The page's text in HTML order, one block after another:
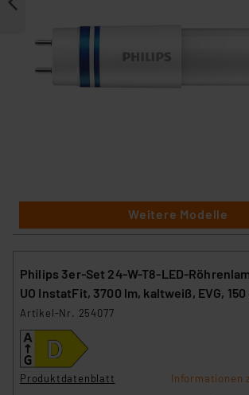
Weitere Modelle
Philips 3er-Set 24-W-T8-LED-
UO InstatFit, 3700 lm, kaltweiß, EVG, 150
Artikel-Nr. 254077
Produktdatenblatt
Informationen